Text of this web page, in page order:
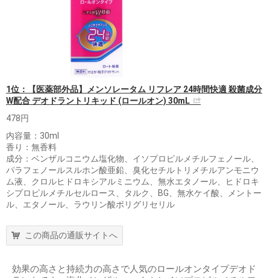
1位：【医薬部外品】メンソレータム リフレア 24時間快適 殺菌成分
W配合 デオドラントリキッド (ロールオン) 30mL
478円
内容量：30ml
香り：無香料
成分：ベンザルコニウム塩化物、イソプロピルメチルフェノール、
パラフェノールスルホン酸亜鉛、臭化セチルトリメチルアンモニウ
ム液、クロルヒドロキシアルミニウム、無水エタノール、ヒドロキ
シプロピルメチルセルロース、タルク、BG、無水ケイ酸、メントー
ル、エタノール、ラウリン酸ポリグリセリル
この商品の通販サイトへ
効果の高さと持続力の高さで人気のロールオンタイプデオド